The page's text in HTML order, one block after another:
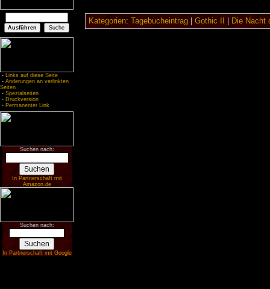
- Links auf diese Seite
- Änderungen an verlinkten
Seiten
- Spezialseiten
- Druckversion
- Permanenter Link
Suchen nach:
In Partnerschaft mit
Amazon.de
Suchen nach:
In Partnerschaft mit Google
Kategorien: Tagebucheintrag| Gothic II Die Nacht